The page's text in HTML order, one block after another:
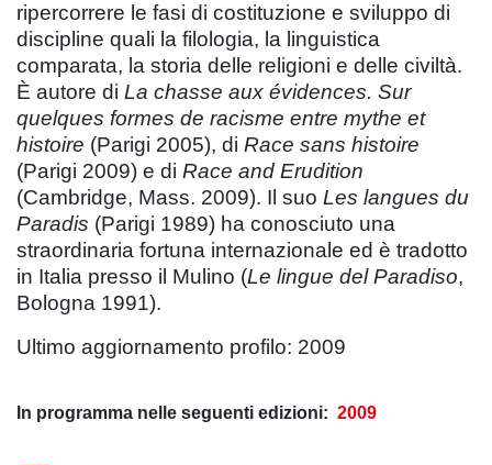
ripercorrere le fasi di costituzione e sviluppo di
discipline quali la filologia, la linguistica
comparata, la storia delle religioni e delle civiltà.
È autore di La chasse aux évidences. Sur
quelques formes de racisme entre mythe et
histoire (Parigi 2005), di Race sans histoire
(Parigi 2009) e di Race and Erudition
(Cambridge, Mass. 2009). Il suo Les langues du
Paradis (Parigi 1989) ha conosciuto una
straordinaria fortuna internazionale ed è tradotto
in Italia presso il Mulino (Le lingue del Paradiso,
Bologna 1991).
Ultimo aggiornamento profilo: 2009
In programma nelle seguenti edizioni: 2009